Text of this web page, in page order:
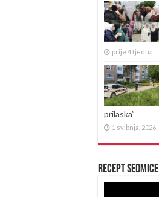
prije 4 tjedna
prilaska”
1 svibnja, 2026
Recept sedmice